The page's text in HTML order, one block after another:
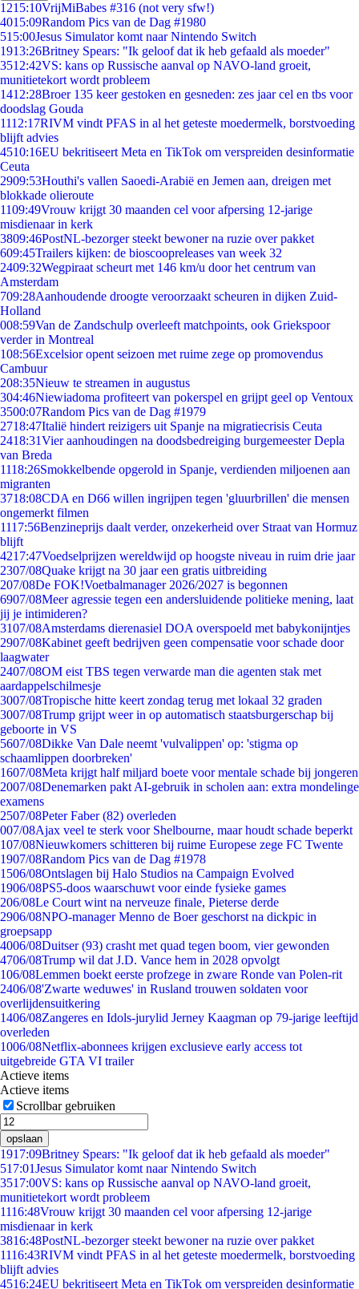
1215:10VrijMiBabes #316 (not very sfw!)
4015:09Random Pics van de Dag #1980
515:00Jesus Simulator komt naar Nintendo Switch
1913:26Britney Spears: "Ik geloof dat ik heb gefaald als moeder"
3512:42VS: kans op Russische aanval op NAVO-land groeit,
munitietekort wordt probleem
1412:28Broer 135 keer gestoken en gesneden: zes jaar cel en tbs voor
doodslag Gouda
1112:17RIVM vindt PFAS in al het geteste moedermelk, borstvoeding
blijft advies
4510:16EU bekritiseert Meta en TikTok om verspreiden desinformatie
Ceuta
2909:53Houthi's vallen Saoedi-Arabië en Jemen aan, dreigen met
blokkade olieroute
1109:49Vrouw krijgt 30 maanden cel voor afpersing 12-jarige
misdienaar in kerk
3809:46PostNL-bezorger steekt bewoner na ruzie over pakket
609:45Trailers kijken: de bioscoopreleases van week 32
2409:32Wegpiraat scheurt met 146 km/u door het centrum van
Amsterdam
709:28Aanhoudende droogte veroorzaakt scheuren in dijken Zuid-
Holland
008:59Van de Zandschulp overleeft matchpoints, ook Griekspoor
verder in Montreal
108:56Excelsior opent seizoen met ruime zege op promovendus
Cambuur
208:35Nieuw te streamen in augustus
304:46Niewiadoma profiteert van pokerspel en grijpt geel op Ventoux
3500:07Random Pics van de Dag #1979
2718:47Italië hindert reizigers uit Spanje na migratiecrisis Ceuta
2418:31Vier aanhoudingen na doodsbedreiging burgemeester Depla
van Breda
1118:26Smokkelbende opgerold in Spanje, verdienden miljoenen aan
migranten
3718:08CDA en D66 willen ingrijpen tegen 'gluurbrillen' die mensen
ongemerkt filmen
1117:56Benzineprijs daalt verder, onzekerheid over Straat van Hormuz
blijft
4217:47Voedselprijzen wereldwijd op hoogste niveau in ruim drie jaar
2307/08Quake krijgt na 30 jaar een gratis uitbreiding
207/08De FOK!Voetbalmanager 2026/2027 is begonnen
6907/08Meer agressie tegen een andersluidende politieke mening, laat
jij je intimideren?
3107/08Amsterdams dierenasiel DOA overspoeld met babykonijntjes
2907/08Kabinet geeft bedrijven geen compensatie voor schade door
laagwater
2407/08OM eist TBS tegen verwarde man die agenten stak met
aardappelschilmesje
3007/08Tropische hitte keert zondag terug met lokaal 32 graden
3007/08Trump grijpt weer in op automatisch staatsburgerschap bij
geboorte in VS
5607/08Dikke Van Dale neemt 'vulvalippen' op: 'stigma op
schaamlippen doorbreken'
1607/08Meta krijgt half miljard boete voor mentale schade bij jongeren
2007/08Denemarken pakt AI-gebruik in scholen aan: extra mondelinge
examens
2507/08Peter Faber (82) overleden
007/08Ajax veel te sterk voor Shelbourne, maar houdt schade beperkt
107/08Nieuwkomers schitteren bij ruime Europese zege FC Twente
1907/08Random Pics van de Dag #1978
1506/08Ontslagen bij Halo Studios na Campaign Evolved
1906/08PS5-doos waarschuwt voor einde fysieke games
206/08Le Court wint na nerveuze finale, Pieterse derde
2906/08NPO-manager Menno de Boer geschorst na dickpic in
groepsapp
4006/08Duitser (93) crasht met quad tegen boom, vier gewonden
4706/08Trump wil dat J.D. Vance hem in 2028 opvolgt
106/08Lemmen boekt eerste profzege in zware Ronde van Polen-rit
2406/08'Zwarte weduwes' in Rusland trouwen soldaten voor
overlijdensuitkering
1406/08Zangeres en Idols-jurylid Jerney Kaagman op 79-jarige leeftijd
overleden
1006/08Netflix-abonnees krijgen exclusieve early access tot
uitgebreide GTA VI trailer
Actieve items
Actieve items
Scrollbar gebruiken
opslaan
1917:09Britney Spears: "Ik geloof dat ik heb gefaald als moeder"
517:01Jesus Simulator komt naar Nintendo Switch
3517:00VS: kans op Russische aanval op NAVO-land groeit,
munitietekort wordt probleem
1116:48Vrouw krijgt 30 maanden cel voor afpersing 12-jarige
misdienaar in kerk
3816:48PostNL-bezorger steekt bewoner na ruzie over pakket
1116:43RIVM vindt PFAS in al het geteste moedermelk, borstvoeding
blijft advies
4516:24EU bekritiseert Meta en TikTok om verspreiden desinformatie